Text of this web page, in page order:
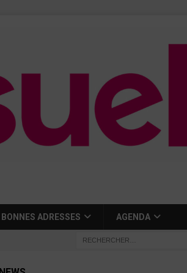
BONNES ADRESSES AGENDA